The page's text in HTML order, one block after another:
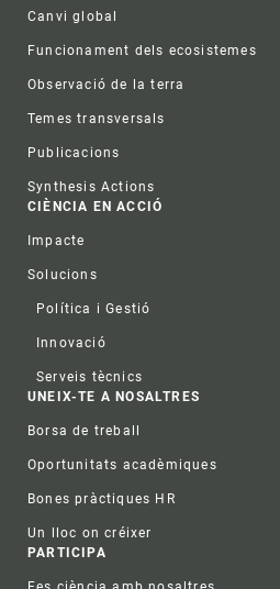
Canvi global
Funcionament dels ecosistemes
Observació de la terra
Temes transversals
Publicacions
Synthesis Actions
CIÈNCIA EN ACCIÓ
Impacte
Solucions
Política i Gestió
Innovació
Serveis tècnics
UNEIX-TE A NOSALTRES
Borsa de treball
Oportunitats acadèmiques
Bones pràctiques HR
Un lloc on créixer
PARTICIPA